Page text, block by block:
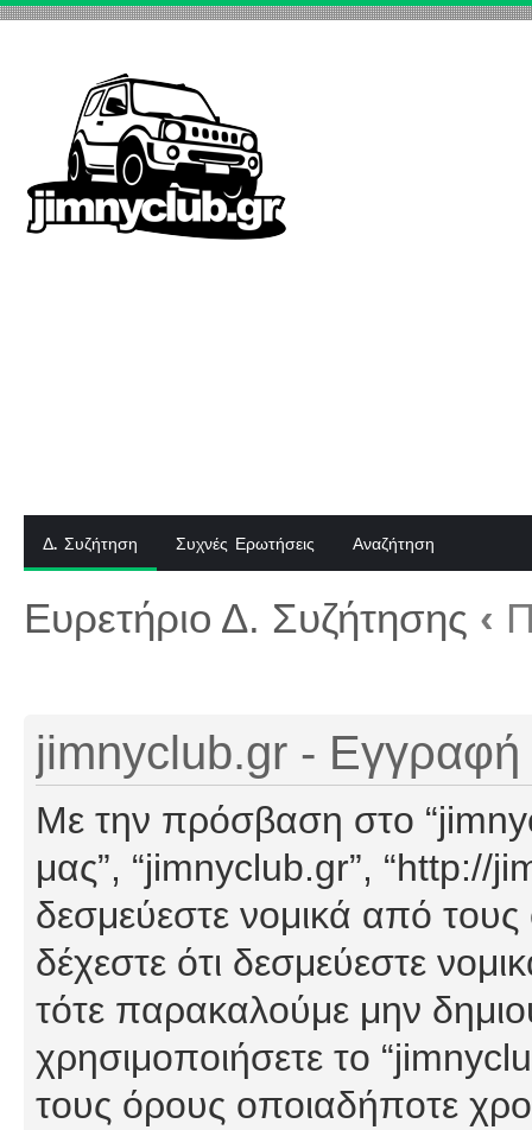
Δ. Συζήτηση Συχνές Ερωτήσεις Αναζήτηση
Ευρετήριο Δ. Συζήτησης ‹
jimnyclub.gr - Εγγραφή
Με την πρόσβαση στο
μας”, “jimnyclub.gr”, “http://
δεσμεύεστε νομικά από
δέχεστε ότι δεσμεύεστε
τότε παρακαλούμε μην
χρησιμοποιήσετε το
τους όρους οποιαδήποτε